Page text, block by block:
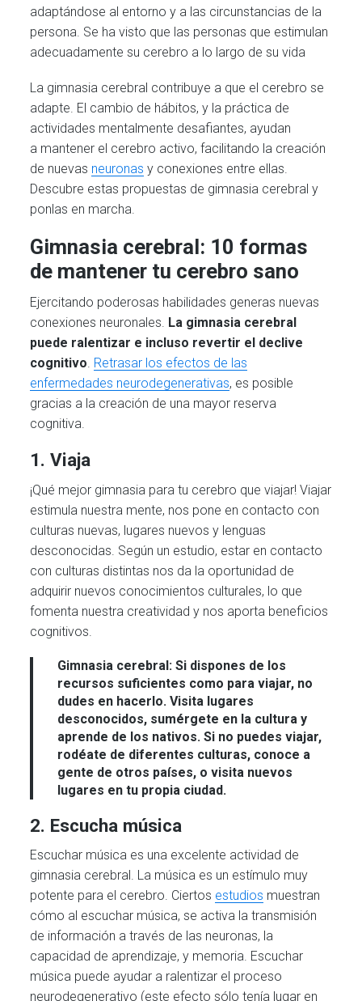
adaptándose al entorno y a las circunstancias de la
persona. Se ha visto que las personas que estimulan
adecuadamente su cerebro a lo largo de su vida
La gimnasia cerebral contribuye a que el cerebro se
adapte. El cambio de hábitos, y la práctica de
actividades mentalmente desafiantes, ayudan
a mantener el cerebro activo, facilitando la creación
de nuevas neuronas y conexiones entre ellas.
Descubre estas propuestas de gimnasia cerebral y
ponlas en marcha.
Gimnasia cerebral: 10 formas
de mantener tu cerebro sano
Ejercitando poderosas habilidades generas nuevas
conexiones neuronales. La gimnasia cerebral
puede ralentizar e incluso revertir el declive
cognitivo. Retrasar los efectos de las
enfermedades neurodegenerativas, es posible
gracias a la creación de una mayor reserva
cognitiva.
1. Viaja
¡Qué mejor gimnasia para tu cerebro que viajar! Viajar
estimula nuestra mente, nos pone en contacto con
culturas nuevas, lugares nuevos y lenguas
desconocidas. Según un estudio, estar en contacto
con culturas distintas nos da la oportunidad de
adquirir nuevos conocimientos culturales, lo que
fomenta nuestra creatividad y nos aporta beneficios
cognitivos.
Gimnasia cerebral: Si dispones de los
recursos suficientes como para viajar, no
dudes en hacerlo. Visita lugares
desconocidos, sumérgete en la cultura y
aprende de los nativos. Si no puedes viajar,
rodéate de diferentes culturas, conoce a
gente de otros países, o visita nuevos
lugares en tu propia ciudad.
2. Escucha música
Escuchar música es una excelente actividad de
gimnasia cerebral. La música es un estímulo muy
potente para el cerebro. Ciertos estudios muestran
cómo al escuchar música, se activa la transmisión
de información a través de las neuronas, la
capacidad de aprendizaje, y memoria. Escuchar
música puede ayudar a ralentizar el proceso
neurodegenerativo (este efecto sólo tenía lugar en